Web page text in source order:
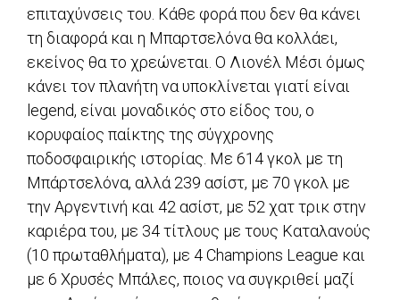
επιταχύνσεις του. Κάθε φορά που δεν θα κάνει
τη διαφορά και η Μπαρτσελόνα θα κολλάει,
εκείνος θα το χρεώνεται. Ο Λιονέλ Μέσι όμως
κάνει τον πλανήτη να υποκλίνεται γιατί είναι
legend, είναι μοναδικός στο είδος του, ο
κορυφαίος παίκτης της σύγχρονης
ποδοσφαιρικής ιστορίας. Mε 614 γκολ με τη
Μπάρτσελόνα, αλλά 239 ασίστ, με 70 γκολ με
την Αργεντινή και 42 ασίστ, με 52 χατ τρικ στην
καριέρα του, με 34 τίτλους με τους Καταλανούς
(10 πρωταθλήματα), με 4 Champions League και
με 6 Χρυσές Μπάλες, ποιος να συγκριθεί μαζί